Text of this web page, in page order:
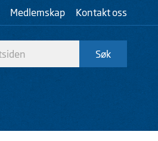
Medlemskap Kontakt oss